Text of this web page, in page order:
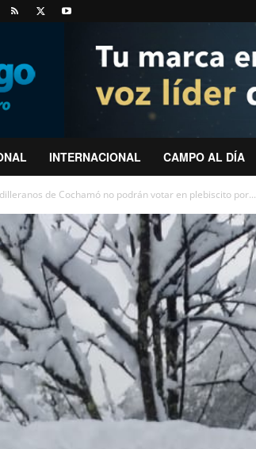
INTERNACIONAL CAMPO AL DÍA
de Cochamó no podrán votar en plebiscito por...